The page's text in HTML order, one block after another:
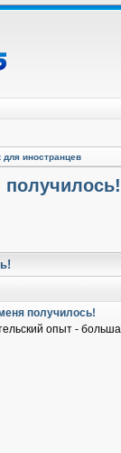
для иностранцев
получилось!
опыт -